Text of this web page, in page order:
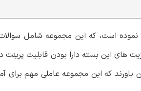
نموده است، که این مجموعه شامل
های این بسته دارا بودن قابلیت
که این مجموعه عاملی مهم برای